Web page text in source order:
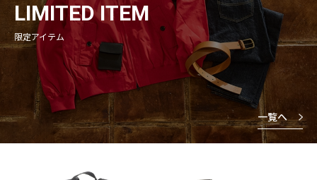
LIMITED ITEM
限定アイテム
一覧へ